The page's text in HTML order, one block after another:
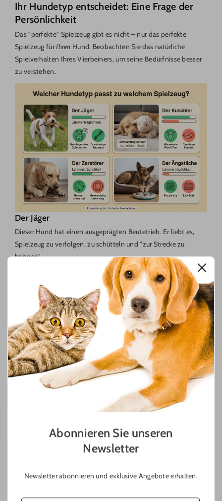
Abonnieren Sie unseren
Newsletter
Newsletter abonnieren und exklusive Angebote erhalten.
Ihr Hundetyp entscheidet: Eine Frage der
Persönlichkeit
Das "perfekte" Spielzeug gibt es nicht – nur das perfekte
Spielzeug fürIhren Hund. Beobachten Sie das natürliche
Spielverhalten Ihres Vierbeiners, um seine Bedürfnisse besser
zu verstehen.
Der Jäger
Dieser Hund hat einen ausgeprägten Beutetrieb. Er liebt es,
Spielzeug zu verfolgen, zu schütteln und "zur Strecke zu
bringen".
Ein robustes,hundespielzeug quietschend
das den Jagdinstinkt befriedigt. Das Geräusch ist hier die
ultimative Belohnung.
Der Kuschler
Dieser Hundetyp nutzt Spielzeug oft als sozialen Partner oder
Trostspender. Er trägt es umher, kuschelt damit und pflegt es
liebevoll.
Beste Wahl:Ein weiches, geräuschloses Plüschtier. Ein
lautes Quietschen könnte diesen sanften Riesen eher
Dieser Hund langweilt sich schnell und braucht mentale
Herausforderungen. Einfaches Quietschen ist ihm oft nicht
Schnüffelmatten, die Konzentration erfordern. Ein stilles